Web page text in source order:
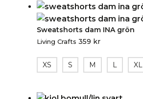
Sweatshorts dam INA grön
Living Crafts 359 kr
XS S M L XL